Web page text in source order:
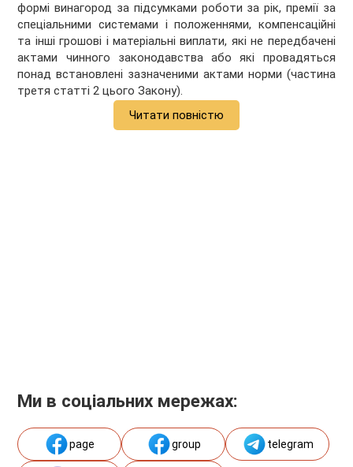
формі винагород за підсумками роботи за рік, премії за
спеціальними системами і положеннями, компенсаційні
та інші грошові і матеріальні виплати, які не передбачені
актами чинного законодавства або які провадяться
понад встановлені зазначеними актами норми (частина
третя статті 2 цього Закону).
Читати повністю
Ми в соціальних мережах:
page group telegram